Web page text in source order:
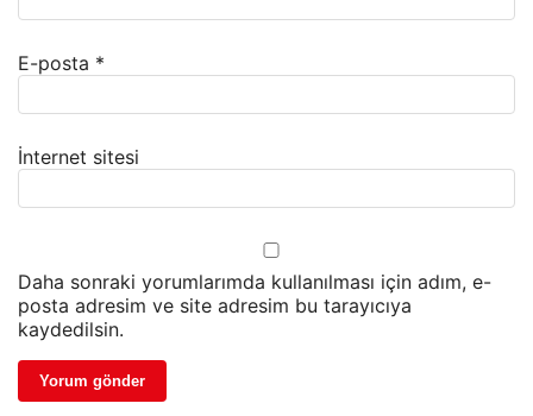
E-posta *
İnternet sitesi
Daha sonraki yorumlarımda kullanılması için adım, e-
posta adresim ve site adresim bu tarayıcıya
kaydedilsin.